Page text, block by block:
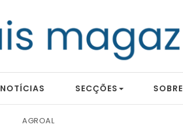
NOTÍCIAS SECÇÕES SOBRE
Ricardo Junqueira Fotografia